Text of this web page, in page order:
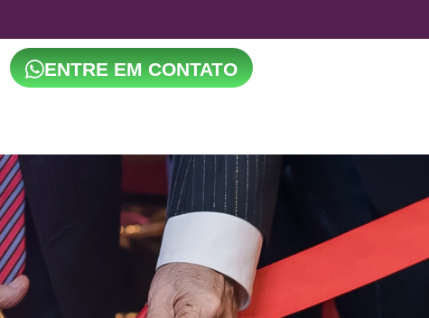
ENTRE EM CONTATO